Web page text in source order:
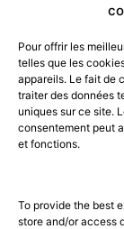
Pour offrir les
telles que les
appareils. Le fait de
traiter des données
uniques sur ce site.
consentement peut
et fonctions.
To provide the best
store and/or access